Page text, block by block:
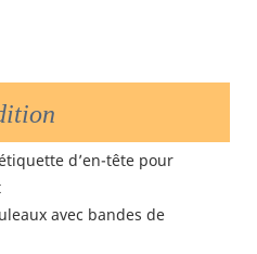
avec bandes de